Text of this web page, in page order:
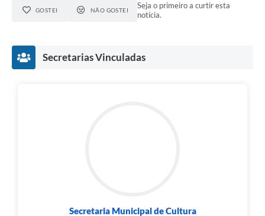
GOSTEI NÃO GOSTEI
Seja o primeiro a curtir esta
notícia.
Secretarias Vinculadas
Secretaria Municipal de Cultura